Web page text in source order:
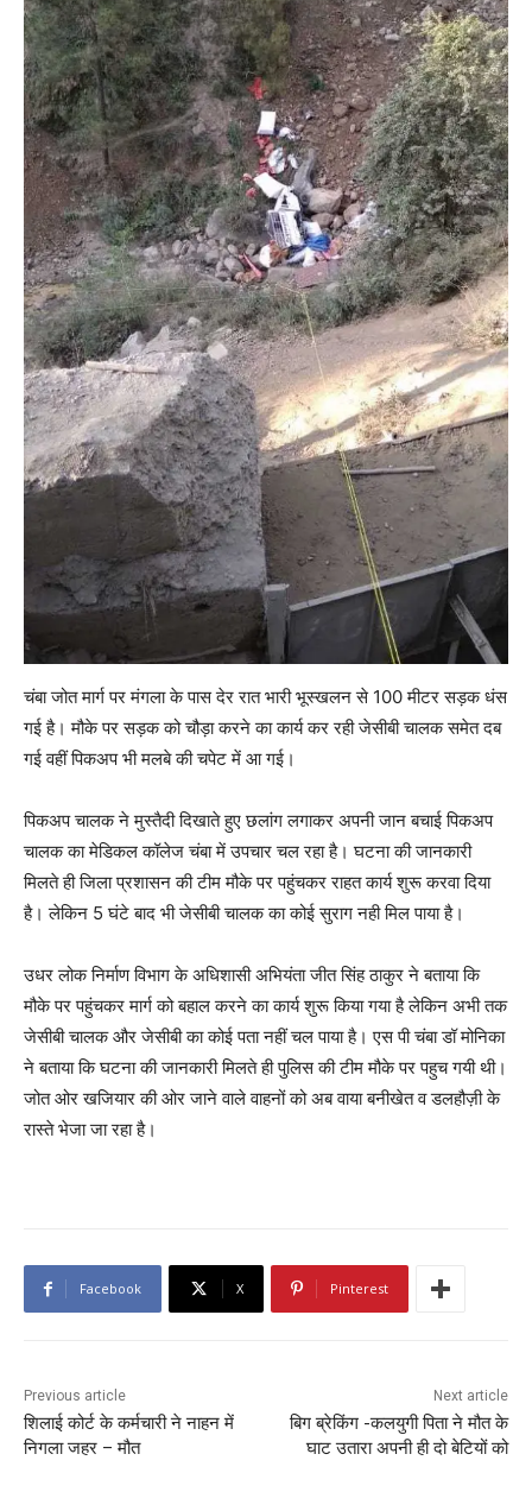
चंबा जोत मार्ग पर मंगला के पास देर रात भारी भूस्खलन से 100 मीटर सड़क धंस
गई है। मौके पर सड़क को चौड़ा करने का कार्य कर रही जेसीबी चालक समेत दब
गई वहीं पिकअप भी मलबे की चपेट में आ गई।
पिकअप चालक ने मुस्तैदी दिखाते हुए छलांग लगाकर अपनी जान बचाई पिकअप
चालक का मेडिकल कॉलेज चंबा में उपचार चल रहा है। घटना की जानकारी
मिलते ही जिला प्रशासन की टीम मौके पर पहुंचकर राहत कार्य शुरू करवा दिया
है। लेकिन 5 घंटे बाद भी जेसीबी चालक का कोई सुराग नही मिल पाया है।
उधर लोक निर्माण विभाग के अधिशासी अभियंता जीत सिंह ठाकुर ने बताया कि
मौके पर पहुंचकर मार्ग को बहाल करने का कार्य शुरू किया गया है लेकिन अभी तक
जेसीबी चालक और जेसीबी का कोई पता नहीं चल पाया है। एस पी चंबा डॉ मोनिका
ने बताया कि घटना की जानकारी मिलते ही पुलिस की टीम मौके पर पहुच गयी थी।
जोत ओर खजियार की ओर जाने वाले वाहनों को अब वाया बनीखेत व डलहौज़ी के
रास्ते भेजा जा रहा है।
Facebook X Pinterest
Previous article
शिलाई कोर्ट के कर्मचारी ने नाहन में
निगला जहर – मौत
Next article
बिग ब्रेकिंग -कलयुगी पिता ने मौत के
घाट उतारा अपनी ही दो बेटियों को